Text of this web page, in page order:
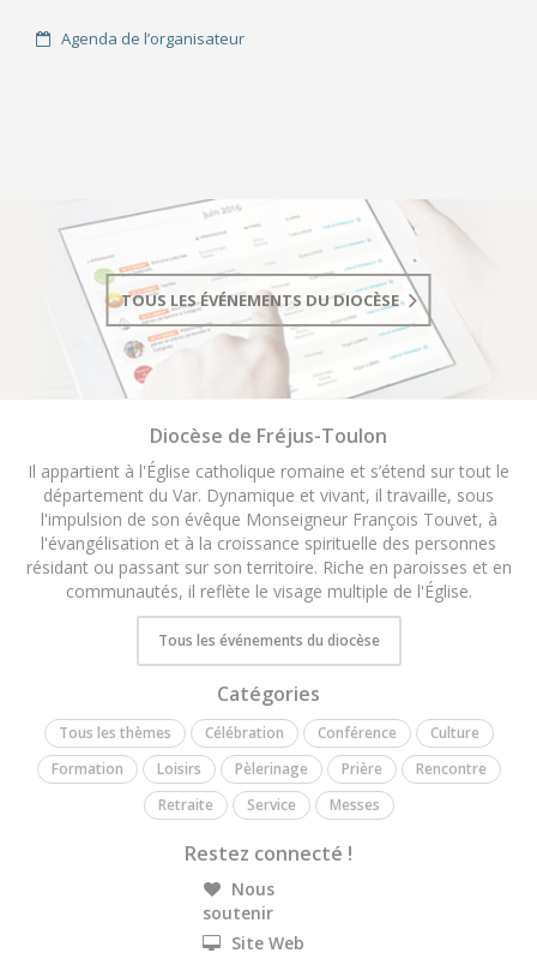
Agenda de l’organisateur
TOUS LES ÉVÉNEMENTS DU DIOCÈSE
Diocèse de Fréjus-Toulon
Il appartient à l'Église catholique romaine et s’étend sur tout le
département du Var. Dynamique et vivant, il travaille, sous
l'impulsion de son évêque Monseigneur François Touvet, à
l'évangélisation et à la croissance spirituelle des personnes
résidant ou passant sur son territoire. Riche en paroisses et en
communautés, il reflète le visage multiple de l'Église.
Tous les événements du diocèse
Catégories
Tous les thèmes Célébration Conférence
Culture
Formation
Loisirs Pèlerinage Prière
Rencontre
Retraite
Service Messes
Restez connecté !
Nous
soutenir
Site Web